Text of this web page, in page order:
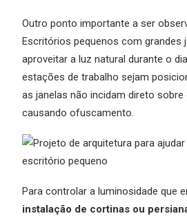
Outro ponto importante a ser
Escritórios pequenos com grandes
aproveitar a luz natural durante o
estações de trabalho sejam
as janelas não incidam direto
causando ofuscamento.
Para controlar a luminosidade que
instalação de cortinas ou